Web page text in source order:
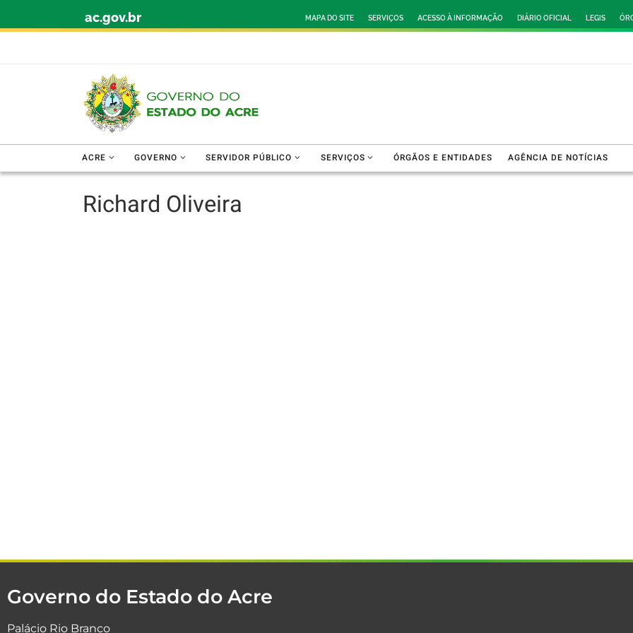
ac.gov.br MAPA DO SITE SERVIÇOS ACESSO À INFORMAÇÃO DIÁRIO OFICIAL LEGIS
ACRE GOVERNO SERVIDOR PÚBLICO SERVIÇOS ÓRGÃOS E ENTIDADES AGÊNCIA DE NOTÍCIAS
Richard Oliveira
Governo do Estado do Acre
Palácio Rio Branco